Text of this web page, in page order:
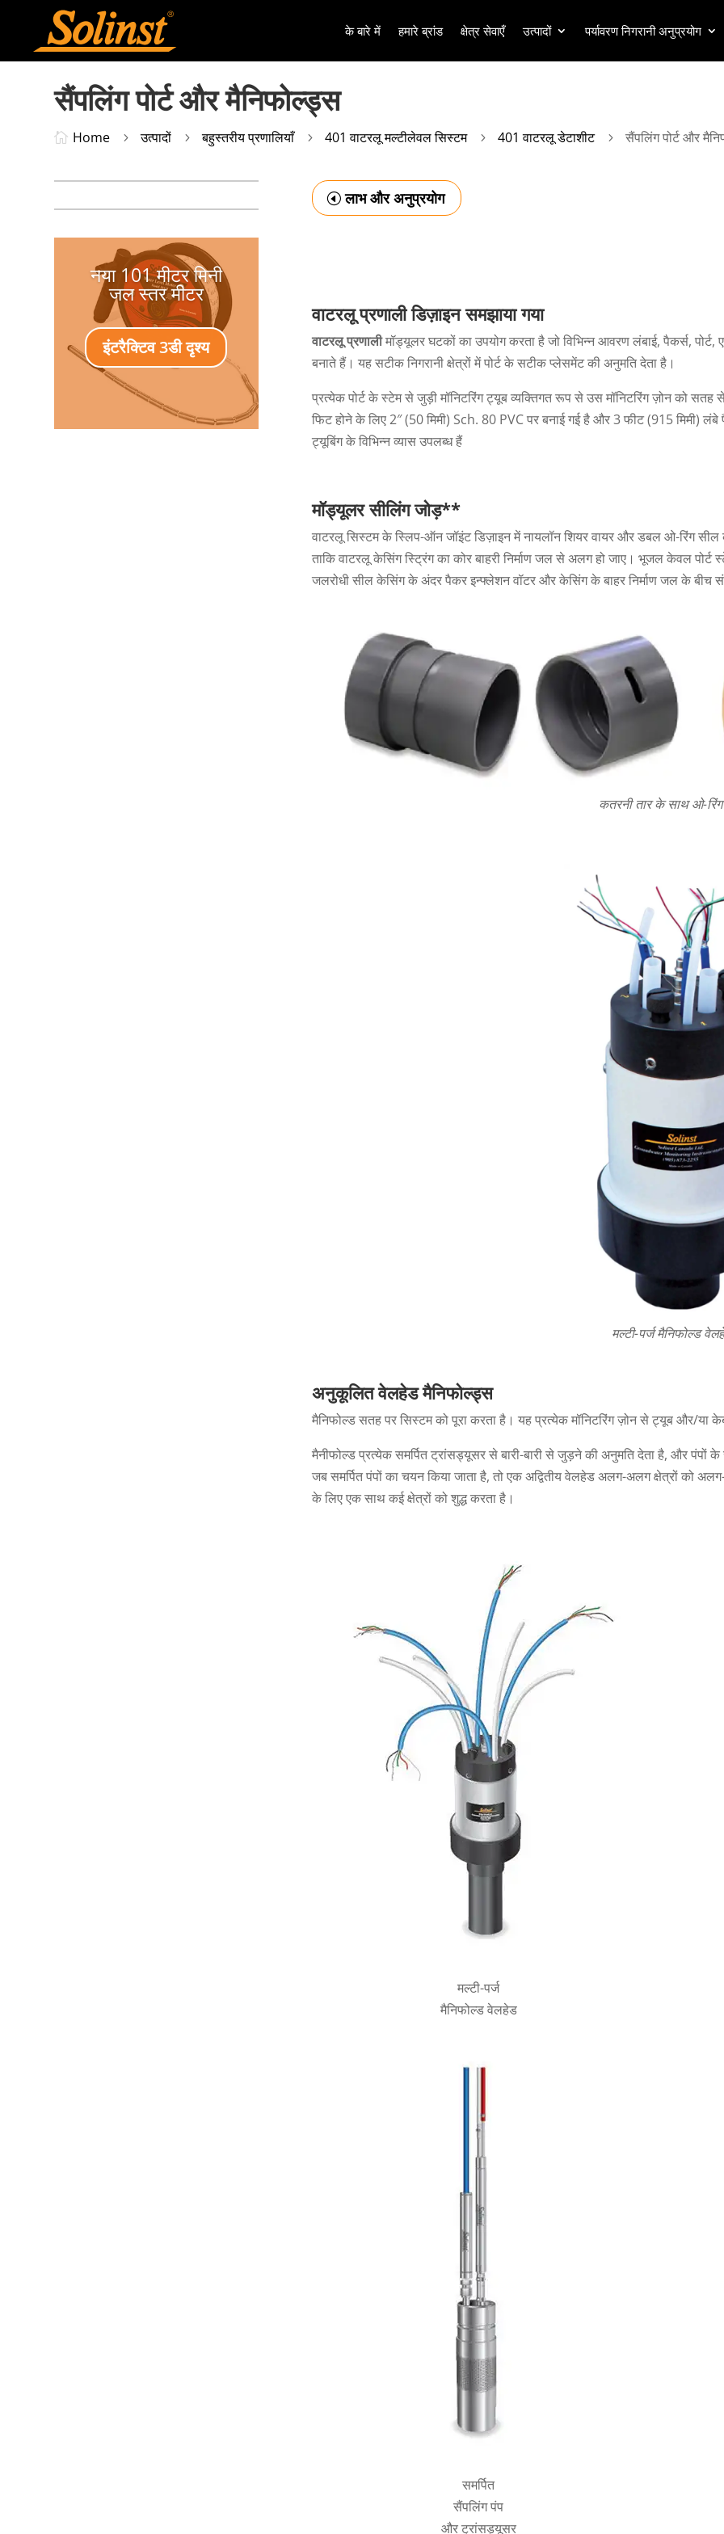
के बारे में हमारे ब्रांड क्षेत्र सेवाएँ उत्पादों पर्यावरण निगरानी अनुप्रयोग
सैंपलिंग पोर्ट और मैनिफोल्ड्स
 Home 5 उत्पादों 5 बहुस्तरीय प्रणालियाँ 5 401 वाटरलू मल्टीलेवल सिस्टम 5 401 वाटरलू डेटाशीट 5 सैंपलिंग पोर्ट और
नया 101 मीटर मिनी
जल स्तर मीटर
इंटरैक्टिव 3डी दृश्य
लाभ और अनुप्रयोग
वाटरलू प्रणाली डिज़ाइन समझाया गया
वाटरलू प्रणालीमॉड्यूलर घटकों का उपयोग करता है जो विभिन्न आवरण लंबाई, पैकर्स,
बनाते हैं। यह सटीक निगरानी क्षेत्रों में पोर्ट के सटीक प्लेसमेंट की अनुमति देता है।
प्रत्येक पोर्ट के स्टेम से जुड़ी मॉनिटरिंग ट्यूब व्यक्तिगत रूप से उस मॉनिटरिंग ज़ोन को सतह
फिट होने के लिए 2″ (50 मिमी) Sch. 80 PVC पर बनाई गई है और 3 फीट (915 मिमी)
ट्यूबिंग के विभिन्न व्यास उपलब्ध हैं
मॉड्यूलर सीलिंग जोड़**
वाटरलू सिस्टम के स्लिप-ऑन जॉइंट डिज़ाइन में नायलॉन शियर वायर और डबल ओ-रिंग सील
ताकि वाटरलू केसिंग स्ट्रिंग का कोर बाहरी निर्माण जल से अलग हो जाए। भूजल केवल
जलरोधी सील केसिंग के अंदर पैकर इन्फ्लेशन वॉटर और केसिंग के बाहर निर्माण जल के बीच
कतरनी तार के साथ ओ-
मल्टी-पर्ज मैनिफोल्ड
अनुकूलित वेलहेड मैनिफोल्ड्स
मैनिफोल्ड सतह पर सिस्टम को पूरा करता है। यह प्रत्येक मॉनिटरिंग ज़ोन से ट्यूब और/या
मैनीफोल्ड प्रत्येक समर्पित ट्रांसड्यूसर से बारी-बारी से जुड़ने की अनुमति देता है, और
जब समर्पित पंपों का चयन किया जाता है, तो एक अद्वितीय वेलहेड अलग-अलग क्षेत्रों को
के लिए एक साथ कई क्षेत्रों को शुद्ध करता है।
मल्टी-पर्ज
मैनिफोल्ड वेलहेड
समर्पित
सैंपलिंग पंप
और ट्रांसड्यूसर